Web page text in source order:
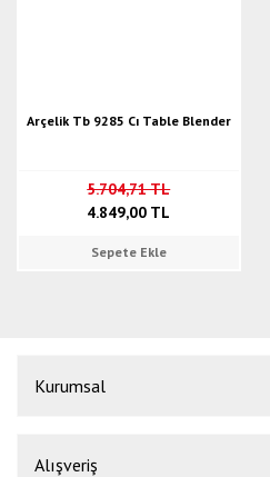
Arçelik Tb 9285 Cı Table Blender
5.704,71 TL
4.849,00 TL
Sepete Ekle
Kurumsal
Alışveriş